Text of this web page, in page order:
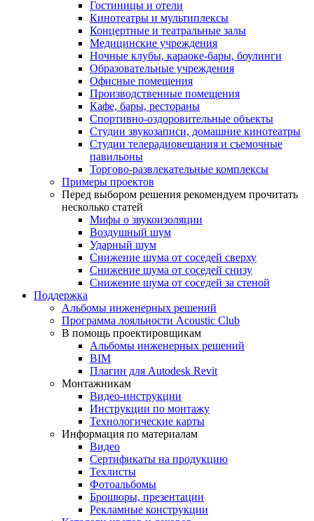
Гостиницы и отели
Кинотеатры и мультиплексы
Концертные и театральные залы
Медицинские учреждения
Ночные клубы, караоке-бары, боулинги
Образовательные учреждения
Офисные помещения
Производственные помещения
Кафе, бары, рестораны
Спортивно-оздоровительные объекты
Студии звукозаписи, домашние кинотеатры
Студии телерадиовещания и съемочные
павильоны
Торгово-развлекательные комплексы
Примеры проектов
Перед выбором решения рекомендуем прочитать
несколько статей
Мифы о звукоизоляции
Воздушный шум
Ударный шум
Снижение шума от соседей сверху
Снижение шума от соседей снизу
Снижение шума от соседей за стеной
Поддержка
Альбомы инженерных решений
Программа лояльности Acoustic Club
В помощь проектировщикам
Альбомы инженерных решений
BIM
Плагин для Autodesk Revit
Монтажникам
Видео-инструкции
Инструкции по монтажу
Технологические карты
Информация по материалам
Видео
Сертификаты на продукцию
Техлисты
Фотоальбомы
Брошюры, презентации
Рекламные конструкции